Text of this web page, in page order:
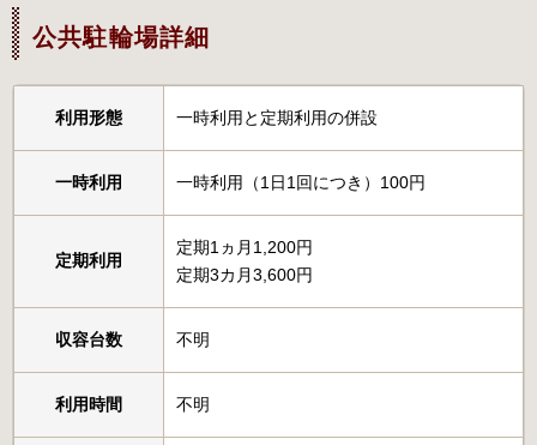
公共駐輪場詳細
利用形態 一時利用と定期利用の併設
一時利用 一時利用（1日1回につき）100円
定期利用
定期1ヵ月1,200円
定期3カ月3,600円
収容台数 不明
利用時間 不明